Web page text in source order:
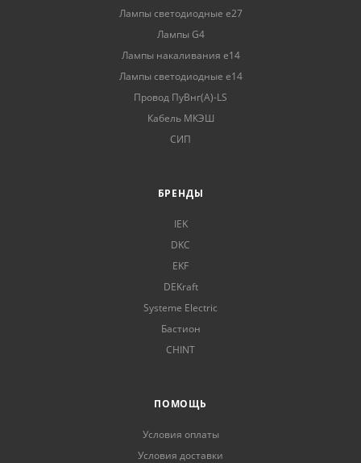
Лампы светодиодные е27
Лампы G4
Лампы накаливания е14
Лампы светодиодные е14
Провод ПуВнг(А)-LS
Кабель МКЭШ
СИП
БРЕНДЫ
IEK
DKC
EKF
DEKraft
Systeme Electric
Бастион
CHINT
ПОМОЩЬ
Условия оплаты
Условия доставки